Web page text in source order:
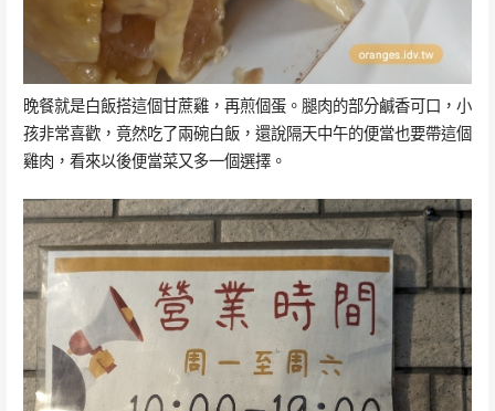
晚餐就是白飯搭這個甘蔗雞，再煎個蛋。腿肉的部分鹹香可口，小
孩非常喜歡，竟然吃了兩碗白飯，還說隔天中午的便當也要帶這個
雞肉，看來以後便當菜又多一個選擇。